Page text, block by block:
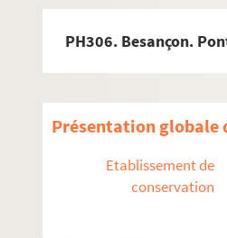
PH306. Besançon.
Présentation globale
Etablissement de
conservation
PH289. MAUVILLIER,
PH292. Besançon.
PH294. Besançon.
PH295. Besançon.